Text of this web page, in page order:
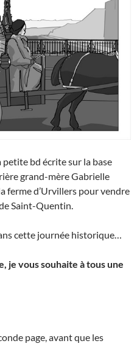
bd écrite sur la base
grand-mère Gabrielle
ferme d’Urvillers pour vendre
Saint-Quentin.
cette journée historique…
je vous souhaite à tous une
page, avant que les